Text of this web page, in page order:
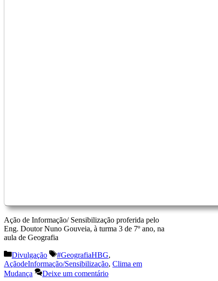
Ação de Informação/ Sensibilização proferida pelo
Eng. Doutor Nuno Gouveia, à turma 3 de 7º ano, na
aula de Geografia
Categorias
Divulgação Etiquetas
#GeografiaHBG,
AçãodeInformação/Sensibilização, Clima em
Mudança
Deixe um comentário